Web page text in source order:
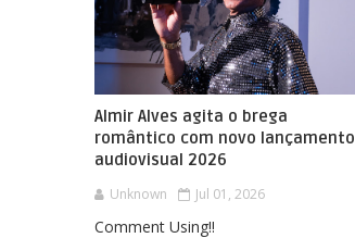
Almir Alves agita o brega
romântico com novo lançamento
audiovisual 2026
Unknown Jul 01, 2026
Comment Using!!